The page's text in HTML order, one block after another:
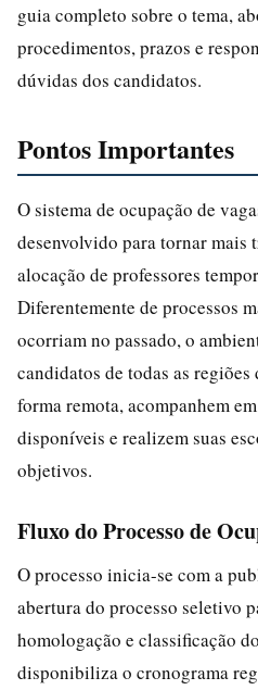
guia completo sobre o tema,
procedimentos, prazos e
dúvidas dos candidatos.
Pontos Importantes
O sistema de ocupação de
desenvolvido para tornar mais
alocação de professores
Diferentemente de processos
ocorriam no passado, o
candidatos de todas as
forma remota, acompanhem
disponíveis e realizem suas
objetivos.
Fluxo do Processo de
O processo inicia-se com a
abertura do processo seletivo
homologação e classificação
disponibiliza o cronograma